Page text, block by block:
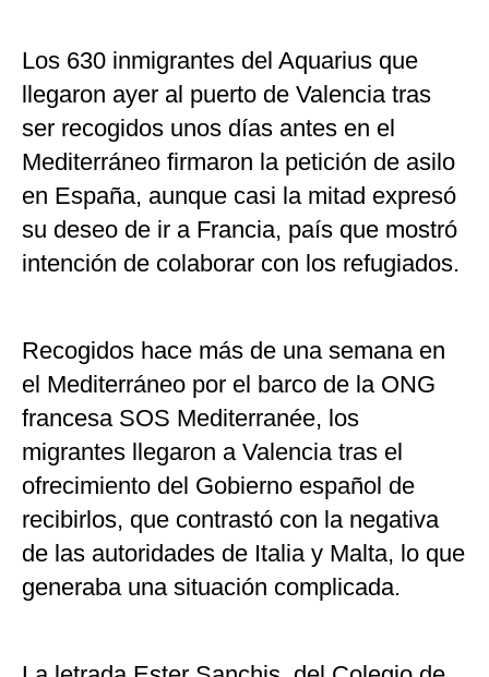
Los 630 inmigrantes del Aquarius que
llegaron ayer al puerto de Valencia tras
ser recogidos unos días antes en el
Mediterráneo firmaron la petición de asilo
en España, aunque casi la mitad expresó
su deseo de ir a Francia, país que mostró
intención de colaborar con los refugiados.
Recogidos hace más de una semana en
el Mediterráneo por el barco de la ONG
francesa SOS Mediterranée, los
migrantes llegaron a Valencia tras el
ofrecimiento del Gobierno español de
recibirlos, que contrastó con la negativa
de las autoridades de Italia y Malta, lo que
generaba una situación complicada.